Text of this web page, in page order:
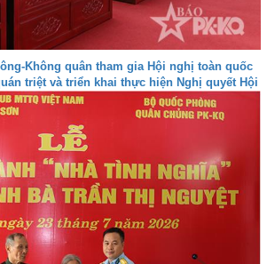
Không quân tham gia Hội nghị toàn quốc
triệt và triển khai thực hiện Nghị quyết Hội
hành Trung ương Đảng khóa XIV